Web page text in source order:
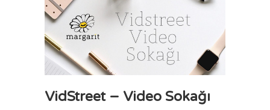
VidStreet – Video Sokağı